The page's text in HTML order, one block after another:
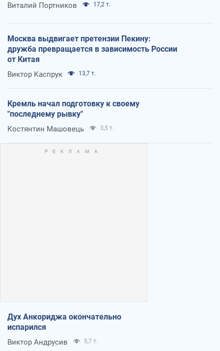
Виталий Портников 17,2 т.
Москва выдвигает претензии Пекину:
дружба превращается в зависимость России
от Китая
Виктор Каспрук 13,7 т.
Кремль начал подготовку к своему
"последнему рывку"
Костянтин Машовець 3,5 т.
Дух Анкориджа окончательно
испарился
Виктор Андрусив 5,7 т.